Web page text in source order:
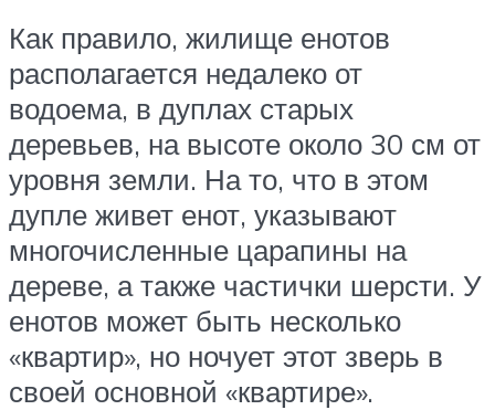
Как правило, жилище енотов
располагается недалеко от
водоема, в дуплах старых
деревьев, на высоте около 30 см от
уровня земли. На то, что в этом
дупле живет енот, указывают
многочисленные царапины на
дереве, а также частички шерсти. У
енотов может быть несколько
«квартир», но ночует этот зверь в
своей основной «квартире».